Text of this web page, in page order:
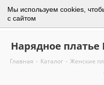
Мы используем cookies,
с сайтом
Нарядное платье
Главная - Каталог - Женские